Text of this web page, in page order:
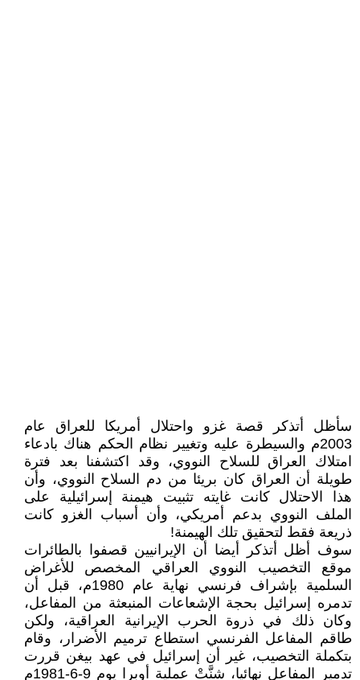
سأظل أتذكر قصة غزو واحتلال أمريكا للعراق عام
2003م والسيطرة عليه وتغيير نظام الحكم هناك بادعاء
امتلاك العراق للسلاح النووي، وقد اكتشفنا بعد فترة
طويلة أن العراق كان بريئا من دم السلاح النووي، وأن
هذا الاحتلال كانت غايته تثبيت هيمنة إسرائيلية على
الملف النووي بدعم أمريكي، وأن أسباب الغزو كانت
ذريعة فقط لتحقيق تلك الهيمنة!
سوف أظل أتذكر أيضا أن الإيرانيين قصفوا بالطائرات
موقع التخصيب النووي العراقي المخصص للأغراض
السلمية بإشراف فرنسي نهاية عام 1980م، قبل أن
تدمره إسرائيل بحجة الإشعاعات المنبعثة من المفاعل،
وكان ذلك في ذروة الحرب الإيرانية العراقية، ولكن
طاقم المفاعل الفرنسي استطاع ترميم الأضرار، وقام
بتكملة التخصيب، غير أن إسرائيل في عهد بيغن قررت
تدمير المفاعل نهائيا، شنَّتْ عملية أوبرا يوم 9-6-1981م